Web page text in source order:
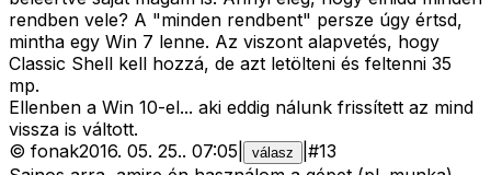
rendben vele? A "minden rendbent" persze úgy értsd,
mintha egy Win 7 lenne. Az viszont alapvetés, hogy
Classic Shell kell hozzá, de azt letölteni és feltenni 35
mp.
Ellenben a Win 10-el... aki eddig nálunk frissített az mind
vissza is váltott.
© fonak2016. 05. 25.. 07:05 válasz #13